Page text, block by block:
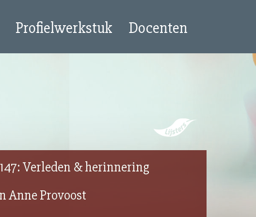
Profielwerkstuk Docenten
Verleden & herinnering
Anne Provoost